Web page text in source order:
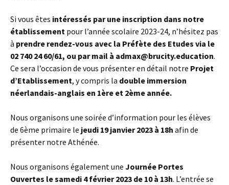
Si vous êtes intéressés par une inscription dans notre
établissement pour l’année scolaire 2023-24, n’hésitez pas
à prendre rendez-vous avec la Préfète des Etudes via le
02 740 24 60/61, ou par mail à admax@brucity.education.
Ce sera l’occasion de vous présenter en détail notre Projet
d’Etablissement, y compris la double immersion
néerlandais-anglais en 1ère et 2ème année.
Nous organisons une soirée d’information pour les élèves
de 6ème primaire le jeudi 19 janvier 2023 à 18h afin de
présenter notre Athénée.
Nous organisons également une Journée Portes
Ouvertes le samedi 4 février 2023 de 10 à 13h. L’entrée se